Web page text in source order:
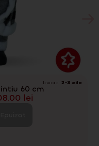
Livrare: 2-3 zile
60 cm
lei